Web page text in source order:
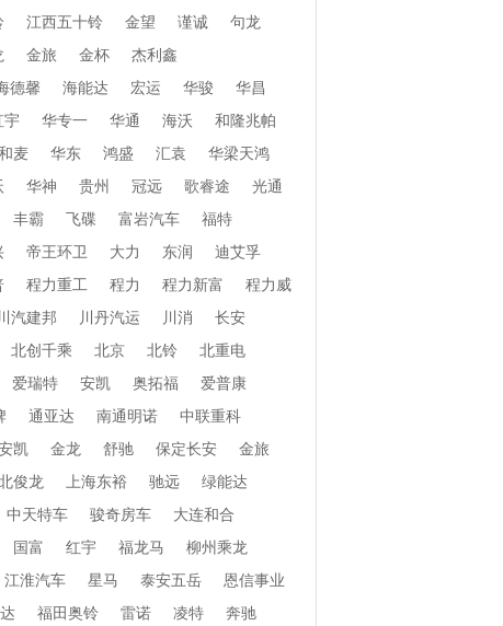
江西五十铃 金望 谨诚
句龙
金旅 金杯
杰利鑫
德馨 海能达 宏运 华骏
华昌
宇 华专一 华通 海沃
和隆兆帕
麦 华东 鸿盛 汇袁
华梁天鸿
华神 贵州 冠远 歌睿途
光通
丰霸 飞碟 富岩汽车
福特
帝王环卫 大力 东润
迪艾孚
程力重工 程力 程力新富
程力威
汽建邦 川丹汽运 川消
长安
北创千乘 北京 北铃
北重电
爱瑞特 安凯 奥拓福
爱普康
通亚达 南通明诺
中联重科
凯 金龙 舒驰 保定长安
金旅
俊龙 上海东裕 驰远
绿能达
中天特车 骏奇房车
大连和合
国富 红宇 福龙马
柳州乘龙
江淮汽车 星马 泰安五岳
恩信事业
福田奥铃 雷诺 凌特
奔驰